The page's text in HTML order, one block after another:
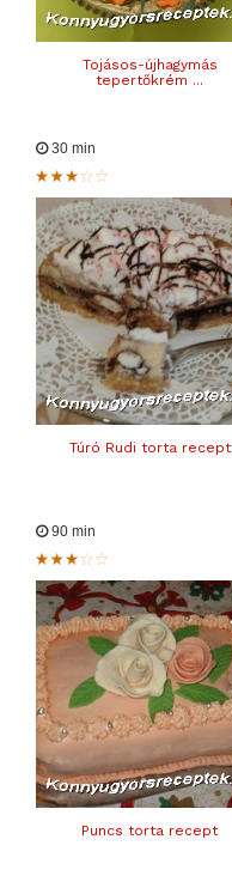
Tojásos-újhagymás
tepertőkrém ...
30 min
Túró Rudi torta recept
90 min
Puncs torta recept